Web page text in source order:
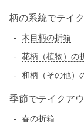
柄の系統でテイ
木目柄の折箱
花柄（植物）の
和柄（その他）
季節でテイクア
春の折箱